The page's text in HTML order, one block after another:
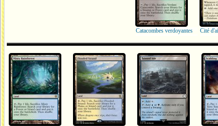
Catacombes verdoyantes Cité